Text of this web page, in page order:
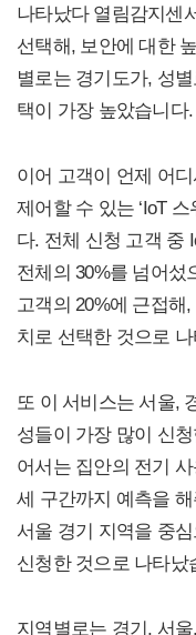
나타났다 열림감지센
선택해, 보안에 대한
별로는 경기도가, 성
택이 가장 높았습니다.
이어 고객이 언제 어
제어할 수 있는 ‘IoT
다. 전체 신청 고객 중
전체의 30%를 넘어섰
고객의 20%에 근접해
치로 선택한 것으로
또 이 서비스는 서울,
성들이 가장 많이 신
어서는 집안의 전기
세 구간까지 예측을 해
서울 경기 지역을 중
신청한 것으로 나타났
지역별로는 경기, 서